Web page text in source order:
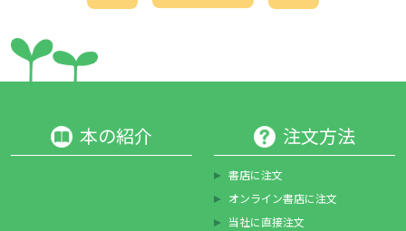
本の紹介 注文方法
書店に注文
オンライン書店に注文
当社に直接注文